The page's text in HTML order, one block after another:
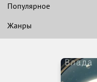
Популярное
Жанры